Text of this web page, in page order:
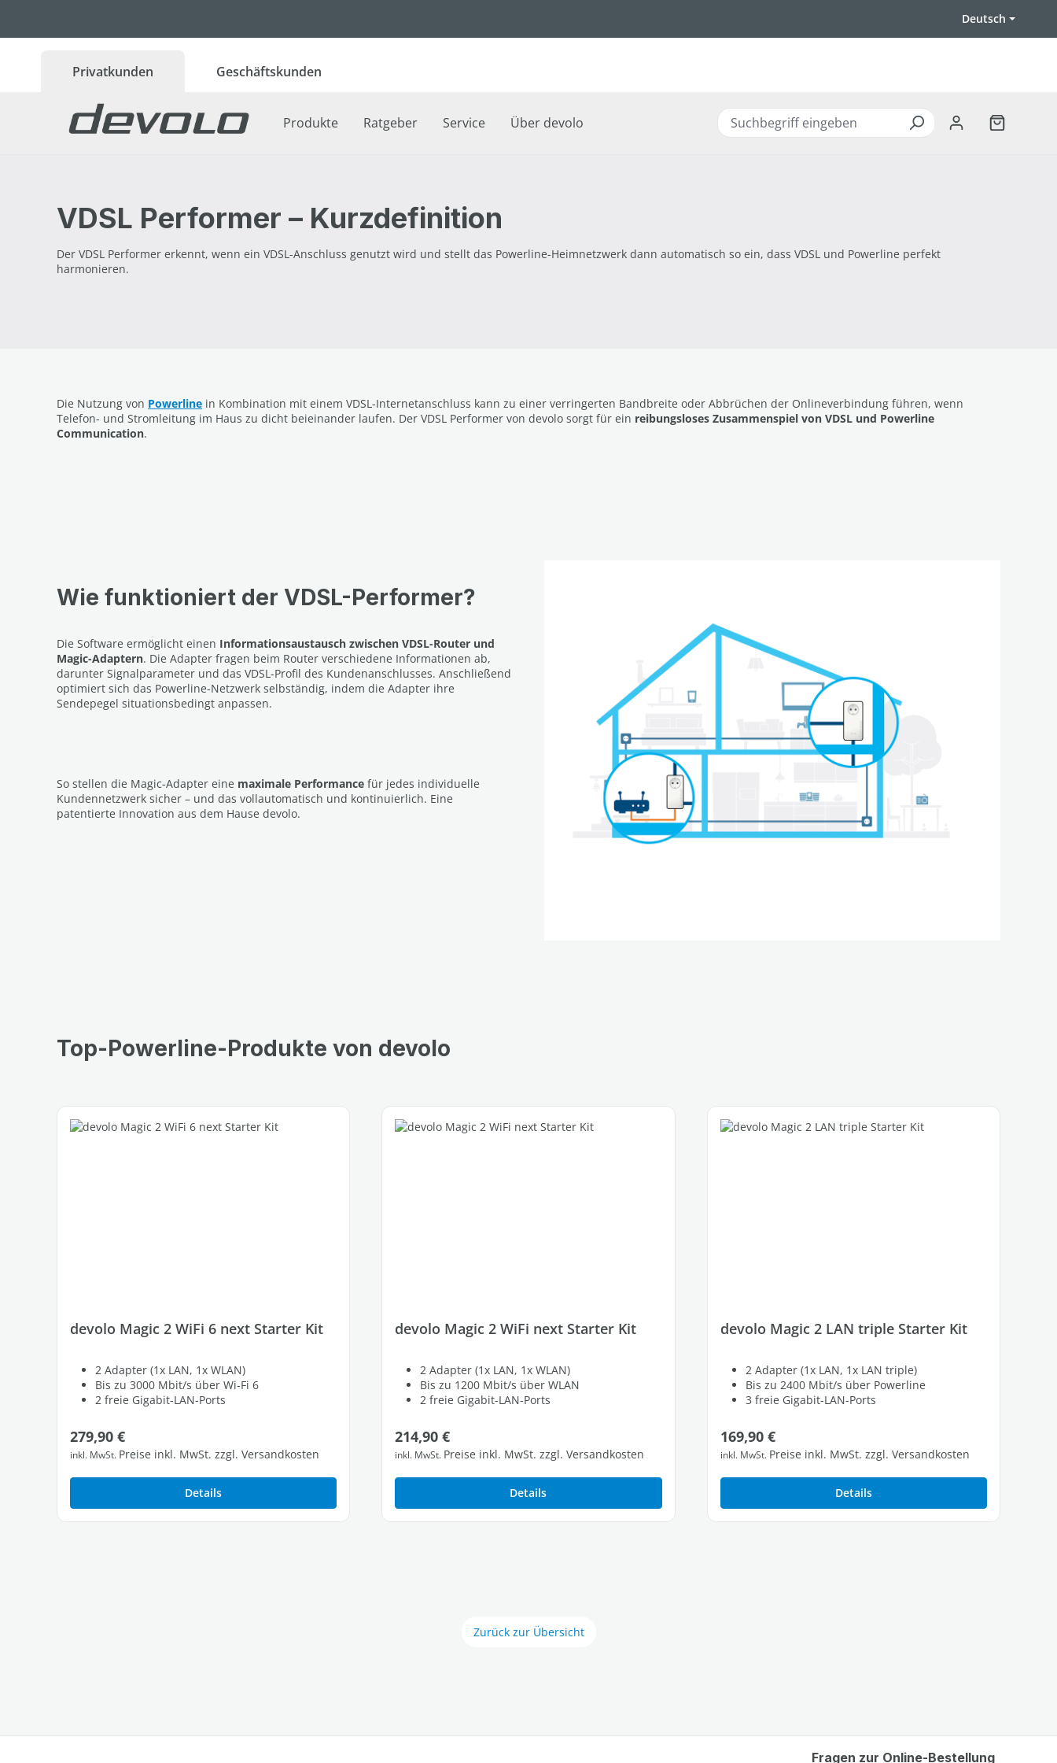
Deutsch
Privatkunden Geschäftskunden
Produkte Ratgeber Service Über devolo
VDSL Performer – Kurzdefinition
Der VDSL Performer erkennt, wenn ein VDSL-Anschluss genutzt wird und stellt das Powerline-Heimnetzwerk dann automatisch so ein, dass VDSL und Powerline perfekt
harmonieren.
Die Nutzung von Powerline in Kombination mit einem VDSL-Internetanschluss kann zu einer verringerten Bandbreite oder Abbrüchen der Onlineverbindung führen, wenn
Telefon- und Stromleitung im Haus zu dicht beieinander laufen. Der VDSL Performer von devolo sorgt für ein reibungsloses Zusammenspiel von VDSL und Powerline
Communication.
Wie funktioniert der VDSL-Performer?
Die Software ermöglicht einen Informationsaustausch zwischen VDSL-Router und
Magic-Adaptern. Die Adapter fragen beim Router verschiedene Informationen ab,
darunter Signalparameter und das VDSL-Profil des Kundenanschlusses. Anschließend
optimiert sich das Powerline-Netzwerk selbständig, indem die Adapter ihre
Sendepegel situationsbedingt anpassen.
So stellen die Magic-Adapter eine maximale Performance für jedes individuelle
Kundennetzwerk sicher – und das vollautomatisch und kontinuierlich. Eine
patentierte Innovation aus dem Hause devolo.
Top-Powerline-Produkte von devolo
devolo Magic 2 WiFi 6 next Starter Kit
2 Adapter (1x LAN, 1x WLAN)
Bis zu 3000 Mbit/s über Wi-Fi 6
2 freie Gigabit-LAN-Ports
Regulärer Preis:
279,90 €
inkl. MwSt. Preise inkl. MwSt. zzgl. Versandkosten
Details
devolo Magic 2 WiFi next Starter Kit
2 Adapter (1x LAN, 1x WLAN)
Bis zu 1200 Mbit/s über WLAN
2 freie Gigabit-LAN-Ports
Regulärer Preis:
214,90 €
inkl. MwSt. Preise inkl. MwSt. zzgl. Versandkosten
Details
devolo Magic 2 LAN triple Starter Kit
2 Adapter (1x LAN, 1x LAN triple)
Bis zu 2400 Mbit/s über Powerline
3 freie Gigabit-LAN-Ports
Regulärer Preis:
169,90 €
inkl. MwSt. Preise inkl. MwSt. zzgl. Versandkosten
Details
Zurück zur Übersicht
Fragen zur Online-Bestellung